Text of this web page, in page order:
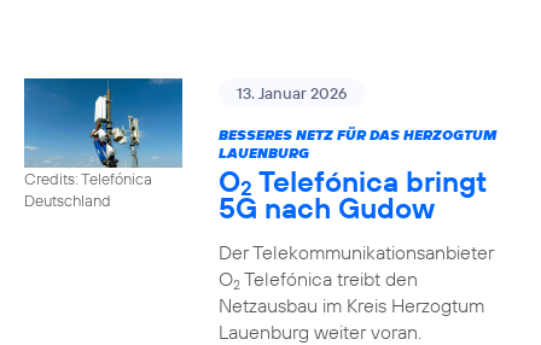
Credits: Telefónica
Deutschland
13. Januar 2026
BESSERES NETZ FÜR DAS HERZOGTUM
LAUENBURG
O2 Telefónica bringt
5G nach Gudow
Der Telekommunikationsanbieter
O2Telefónica treibt den
Netzausbau im Kreis Herzogtum
Lauenburg weiter voran.